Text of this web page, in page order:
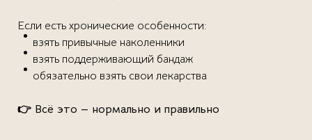
Если есть хронические особенности:
взять привычные наколенники
взять поддерживающий бандаж
обязательно взять свои лекарства
👉 Всё это — нормально и правильно